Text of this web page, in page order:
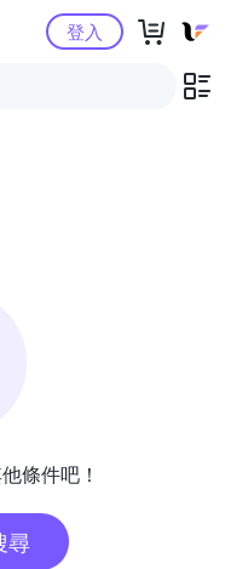
購物中心登入
條件吧！
尋